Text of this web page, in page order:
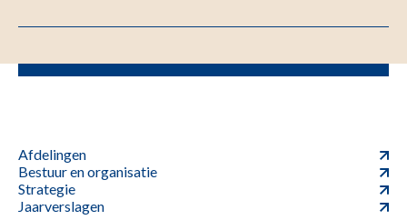
Afdelingen
Bestuur en organisatie
Strategie
Jaarverslagen